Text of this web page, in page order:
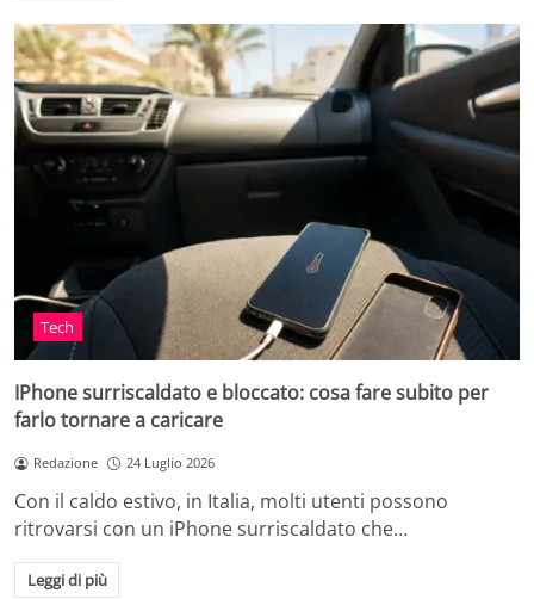
Tech
IPhone surriscaldato e bloccato: cosa fare subito per
farlo tornare a caricare
Redazione 24 Luglio 2026
Con il caldo estivo, in Italia, molti utenti possono
ritrovarsi con un iPhone surriscaldato che…
Leggi di più